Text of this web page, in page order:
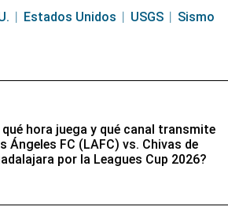
Estados Unidos USGS
Sismo
qué hora juega y qué canal transmite
Ángeles FC (LAFC) vs. Chivas de
por la Leagues Cup 2026?